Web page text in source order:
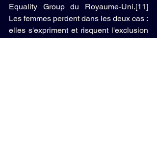
Equality Group du Royaume-Uni.[11]
Les femmes perdent dans les deux cas :
elles s'expriment et risquent l'exclusion